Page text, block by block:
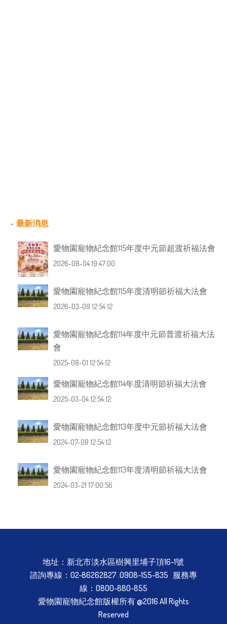
最新消息
愛物園寵物紀念館115年度中元節超渡祈福法會
2026-08-04 19:47:00
愛物園寵物紀念館115年度清明節祈福大法會
2026-03-09 12:54:12
愛物園寵物紀念館114年度中元節普渡祈福大法
會
2025-08-01 12:54:12
愛物園寵物紀念館114年度清明節祈福大法會
2025-03-04 12:54:12
愛物園寵物紀念館113年度中元節祈福大法會
2024-07-08 12:54:12
愛物園寵物紀念館113年度清明節祈福大法會
2024-03-21 17:00:56
地址：新北市淡水區樹興里埔子頂16-1號
諮詢專線：02-86262827 .0908-155-835 服務專
線：0800-880-855
愛物園寵物紀念館版權所有 @2016 All Rights
Reserved